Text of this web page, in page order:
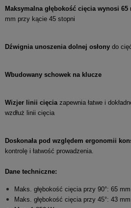
Maksymalna głębokość cięcia wynosi 65
mm przy kącie 45 stopni
Dźwignia unoszenia dolnej osłony do
Wbudowany schowek na klucze
Wizjer linii cięcia zapewnia łatwe i
wzdłuż linii cięcia
Doskonała pod względem ergonomii
kontrolę i łatwość prowadzenia.
Dane techniczne:
Maks. głębokość cięcia przy 90°: 65 mm
Maks. głębokość cięcia przy 45°: 43 mm